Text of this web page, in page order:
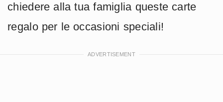
chiedere alla tua famiglia queste carte
regalo per le occasioni speciali!